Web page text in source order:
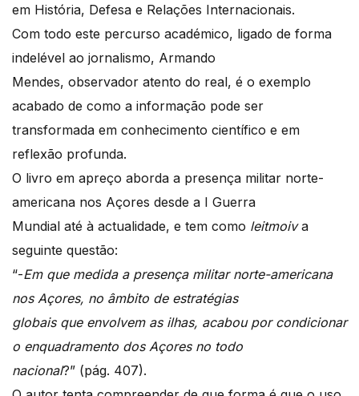
em História, Defesa e Relações Internacionais.
Com todo este percurso académico, ligado de forma
indelével ao jornalismo, Armando
Mendes, observador atento do real, é o exemplo
acabado de como a informação pode ser
transformada em conhecimento científico e em
reflexão profunda.
O livro em apreço aborda a presença militar norte-
americana nos Açores desde a I Guerra
Mundial até à actualidade, e tem como leitmoiva
seguinte questão:
“-Em que medida a presença militar norte-americana
nos Açores, no âmbito de estratégias
globais que envolvem as ilhas, acabou por condicionar
o enquadramento dos Açores no todo
nacional?” (pág. 407).